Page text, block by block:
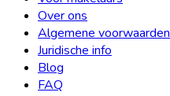
Over ons
Algemene voorwaarden
Juridische info
Blog
FAQ